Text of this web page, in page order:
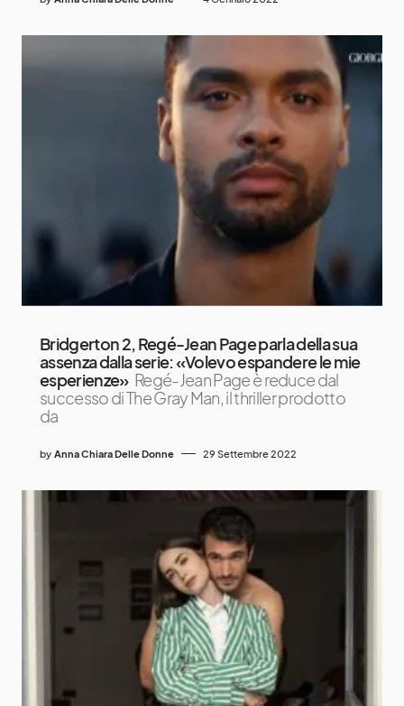
Bridgerton 2, Regé-Jean Page parla della sua
assenza dalla serie: «Volevo espandere le mie
esperienze» Regé-Jean Page è reduce dal
successo di The Gray Man, il thriller prodotto
da
by Anna Chiara Delle Donne 29 Settembre 2022